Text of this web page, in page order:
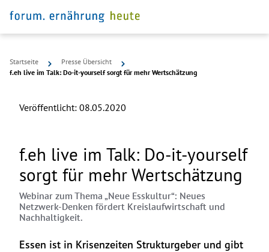
Startseite
Presse Übersicht
f.eh live im Talk: Do-it-yourself sorgt für mehr Wertschätzung
Veröffentlicht: 08.05.2020
f.eh live im Talk: Do-it-yourself
sorgt für mehr Wertschätzung
Webinar zum Thema „Neue Esskultur“: Neues
Netzwerk-Denken fördert Kreislaufwirtschaft und
Nachhaltigkeit.
Essen ist in Krisenzeiten Strukturgeber und gibt